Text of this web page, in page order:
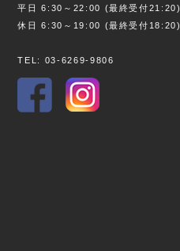
平日 6:30～22:00 (最終受付21:20)
休日 6:30～19:00 (最終受付18:20)
TEL: 03-6269-9806